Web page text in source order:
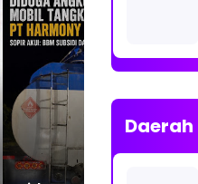
Daerah